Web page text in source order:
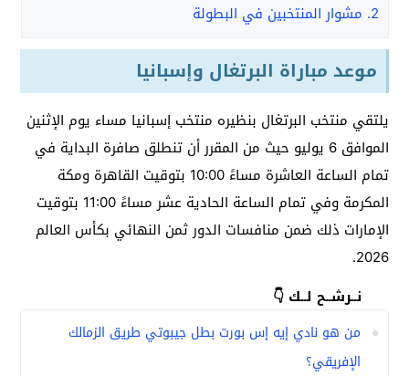
2. مشوار المنتخبين في البطولة
موعد مباراة البرتغال وإسبانيا
يلتقي منتخب البرتغال بنظيره منتخب إسبانيا مساء يوم الإثنين
الموافق 6 يوليو حيث من المقرر أن تنطلق صافرة البداية في
تمام الساعة العاشرة مساءً 10:00 بتوقيت القاهرة ومكة
المكرمة وفي تمام الساعة الحادية عشر مساءً 11:00 بتوقيت
الإمارات ذلك ضمن منافسات الدور ثمن النهائي بكأس العالم
2026.
نــرشــح لــك 👇
من هو نادي إيه إس بورت بطل جيبوتي طريق الزمالك
الإفريقي؟